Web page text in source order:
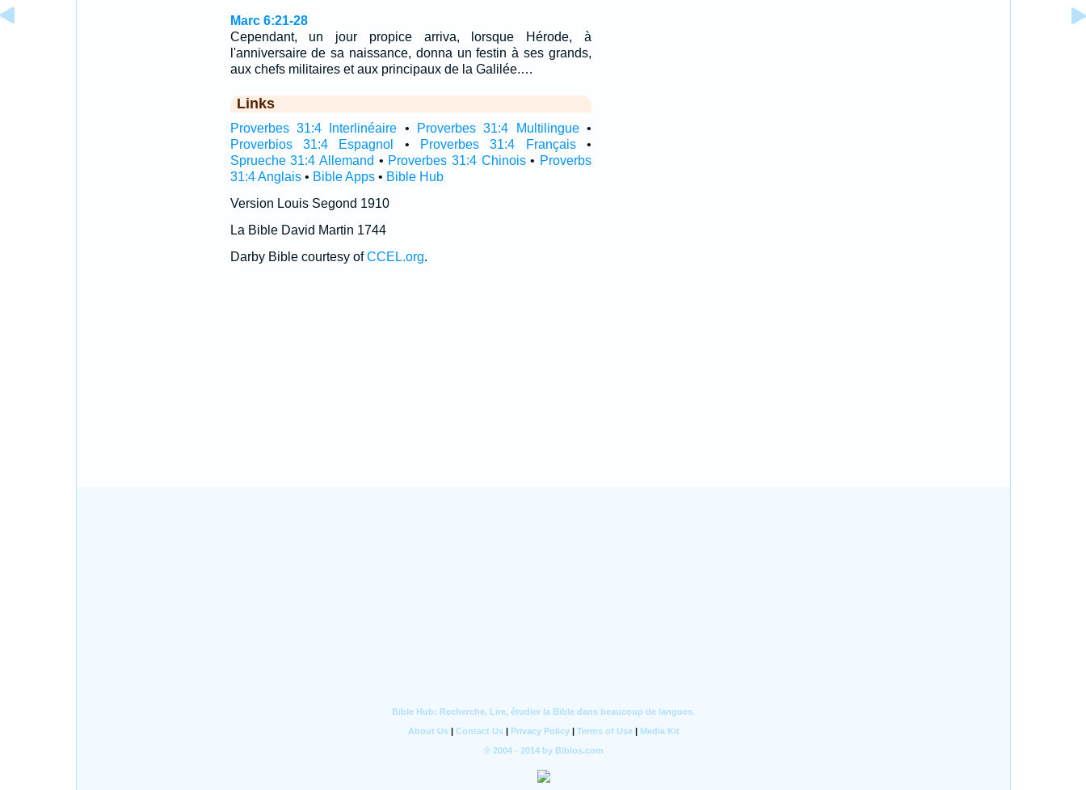
Marc 6:21-28
Cependant, un jour propice arriva, lorsque Hérode, à
l'anniversaire de sa naissance, donna un festin à ses grands,
aux chefs militaires et aux principaux de la Galilée.…
Links
Proverbes 31:4 Interlinéaire • Proverbes 31:4 Multilingue•
Proverbios 31:4 Espagnol
• Proverbes 31:4 Français•
Sprueche 31:4 Allemand • Proverbes 31:4 Chinois• Proverbs
31:4 Anglais• Bible Apps• Bible Hub
Version Louis Segond 1910
La Bible David Martin 1744
Darby Bible courtesy ofCCEL.org.